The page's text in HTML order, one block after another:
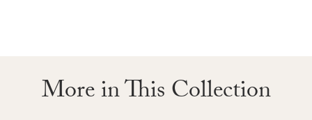
More in This Collection